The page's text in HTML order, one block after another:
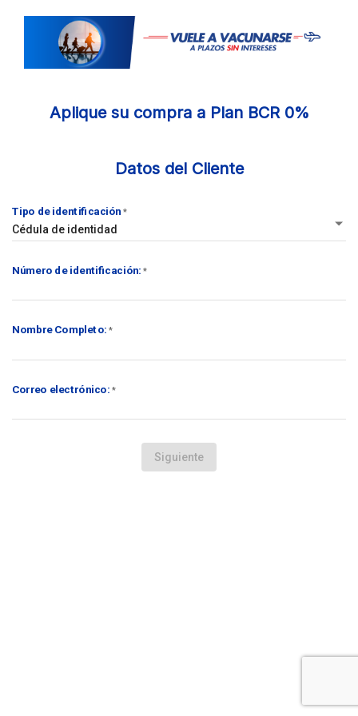
Aplique su compra a Plan BCR 0%
Datos del Cliente
Cédula de identidad
Tipo de identificación *
Número de identificación: *
Nombre Completo: *
Correo electrónico: *
Siguiente